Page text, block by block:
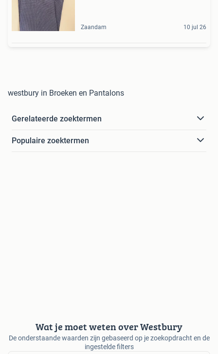
Zaandam 10 jul 26
westbury in Broeken en Pantalons
Gerelateerde zoektermen
Populaire zoektermen
Wat je moet weten over Westbury
De onderstaande waarden zijn gebaseerd op je zoekopdracht en de
ingestelde filters